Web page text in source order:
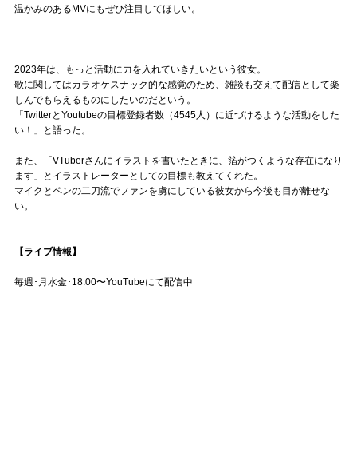
温かみのあるMVにもぜひ注目してほしい。
2023年は、もっと活動に力を入れていきたいという彼女。
歌に関してはカラオケスナック的な感覚のため、雑談も交えて配信として楽
しんでもらえるものにしたいのだという。
「TwitterとYoutubeの目標登録者数（4545人）に近づけるような活動をした
い！」と語った。
また、「VTuberさんにイラストを書いたときに、箔がつくような存在になり
ます」とイラストレーターとしての目標も教えてくれた。
マイクとペンの二刀流でファンを虜にしている彼女から今後も目が離せな
い。
【ライブ情報】
毎週･月水金･18:00〜YouTubeにて配信中